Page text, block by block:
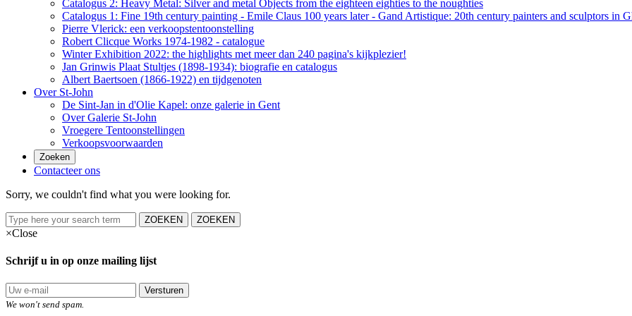
Catalogus 2: Heavy Metal: Silver and metal Objects from the eighteen eighties to the noughties
Catalogus 1: Fine 19th century painting - Emile Claus 100 years later - Gand Artistique: 20th century painters and sculptors in
Pierre Vlerick: een verkoopstentoonstelling
Robert Clicque Works 1974-1982 - catalogue
Winter Exhibition 2022: the highlights met meer dan 240 pagina's kijkplezier!
Jan Grinwis Plaat Stultjes (1898-1934): biografie en catalogus
Albert Baertsoen (1866-1922) en tijdgenoten
Over St-John
De Sint-Jan in d'Olie Kapel: onze galerie in Gent
Over Galerie St-John
Vroegere Tentoonstellingen
Verkoopsvoorwaarden
Zoeken
Contacteer ons
Sorry, we couldn't find what you were looking for.
ZOEKEN ZOEKEN
×Close
Schrijf u in op onze mailing lijst
Versturen
We won't send spam.